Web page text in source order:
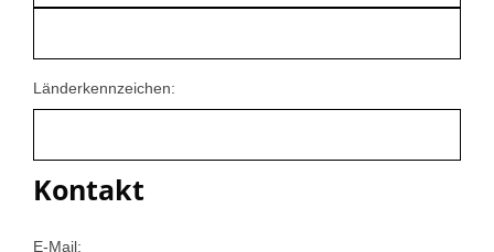
Länderkennzeichen:
Kontakt
E-Mail: